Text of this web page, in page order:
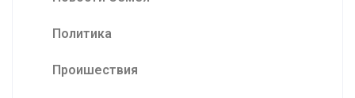
Политика
Проишествия